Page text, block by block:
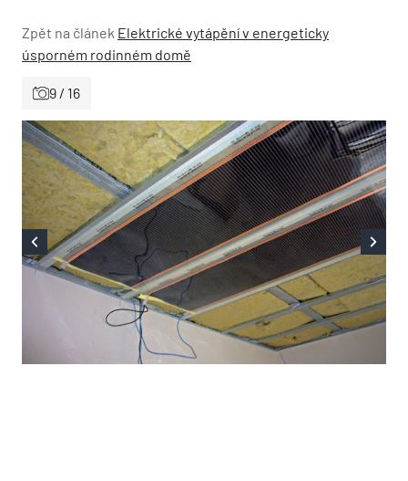
Zpět na článek Elektrické vytápění v energeticky
úsporném rodinném domě
9 / 16